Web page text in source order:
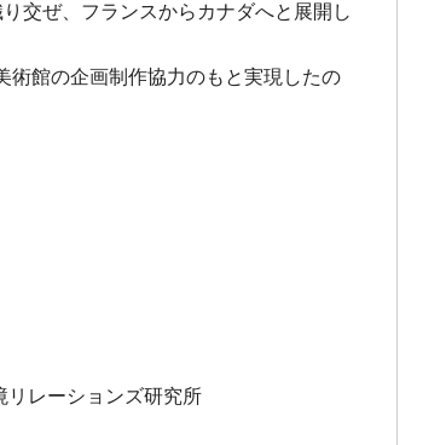
交ぜ、フランスからカナダへと展開し
術館の企画制作協力のもと実現したの
リレーションズ研究所